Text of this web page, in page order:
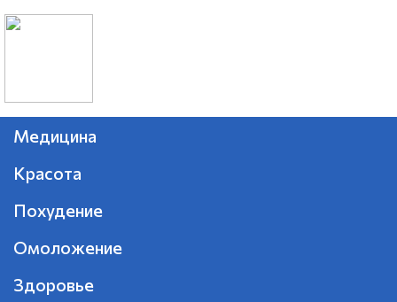
Медицина
Красота
Похудение
Омоложение
Здоровье